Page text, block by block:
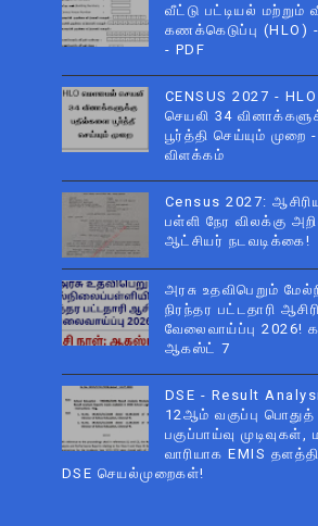
வீட்டு பட்டியல் மற்றும்
கணக்கெடுப்பு (HLO)
- PDF
CENSUS 2027 -
செயலி 34
பூர்த்தி செய்யும் முறை
விளக்கம்
Census 2027:
பள்ளி நேர விலக்கு
ஆட்சியர் நடவடிக்கை!
அரசு உதவிபெறும்
நிரந்தர பட்டதாரி
வேலைவாய்ப்பு 2026!
ஆகஸ்ட் 7
DSE - Result
12ஆம் வகுப்பு பொதுத்
பகுப்பாய்வு
வாரியாக EMIS
DSE செயல்முறைகள்!